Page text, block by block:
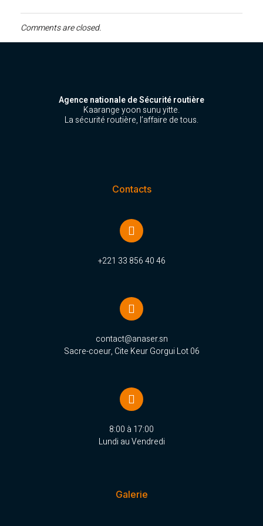
Comments are closed.
Agence nationale de Sécurité routière
Kaarange yoon sunu yitte.
La sécurité routière, l’affaire de tous.
Contacts
+221 33 856 40 46
contact@anaser.sn
Sacre-coeur, Cite Keur Gorgui Lot 06
8:00 à 17:00
Lundi au Vendredi
Galerie